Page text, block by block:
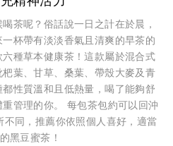
茶呢？俗話說一日之計在於晨，
杯帶有淡淡香氣且清爽的早茶的
種草本健康茶！這款屬於混合式
葉、甘草、桑葉、帶殼大麥及青
性質溫和且低熱量，喝了能夠舒
管理的你。 每包茶包約可以回沖
同，推薦你依照個人喜好，適當
黑豆蜜茶！